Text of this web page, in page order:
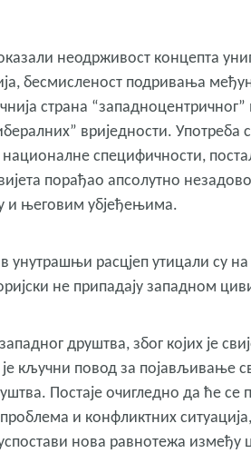
неодрживост концепта
бесмисленост подривања
страна
вриједности.
специфичности,
порађао апсолутно
и његовим убјеђењима.
расцјеп утицали су на
не припадају западном
друштва, због којих је
кључни повод за појављивање
Постаје очигледно да ће
и конфликтних ситуација,
нова равнотежа између